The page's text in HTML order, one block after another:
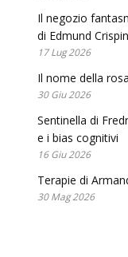
Il negozio
di Edmund Crispin
17 Lug 2026
Il nome della
30 Giu 2026
Sentinella di
e i bias cognitivi
16 Giu 2026
Terapie di
30 Mag 2026